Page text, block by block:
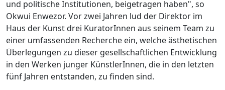
und politische Institutionen, beigetragen haben", so
Okwui Enwezor. Vor zwei Jahren lud der Direktor im
Haus der Kunst drei KuratorInnen aus seinem Team zu
einer umfassenden Recherche ein, welche ästhetischen
Überlegungen zu dieser gesellschaftlichen Entwicklung
in den Werken junger KünstlerInnen, die in den letzten
fünf Jahren entstanden, zu finden sind.